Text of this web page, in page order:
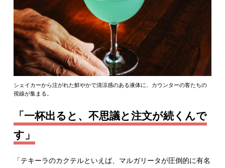
シェイカーから注がれた鮮やかで清涼感のある液体に、カウンターの客たちの
視線が集まる。
「一杯出ると、不思議と注文が続くんで
す」
「テキーラのカクテルといえば、マルガリータが圧倒的に有名